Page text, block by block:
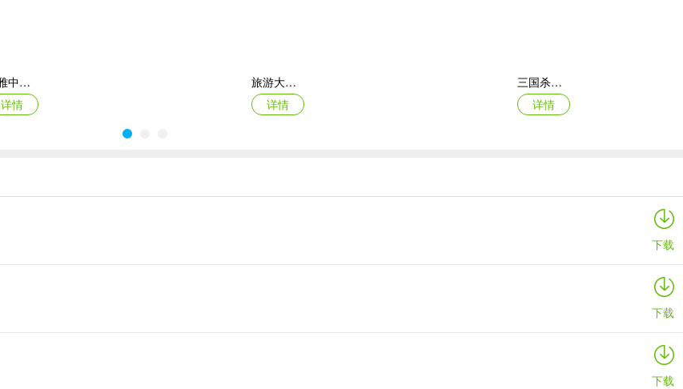
博雅中国象棋苹果版
详情
旅游大亨苹果版
详情
三国杀移动版苹果版
详情
腾讯围棋苹果手机版
欢乐斗地主苹果版
涂鸦恶魔苹果版
下载
下载
下载